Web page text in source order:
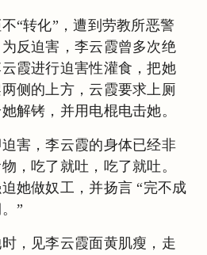
“转化”，遭到劳教所恶警
反迫害，李云霞曾多次绝
霞进行迫害性灌食，把她
侧的上方，云霞要求上厕
解铐，并用电棍电击她。
害，李云霞的身体已经非
，吃了就吐，吃了就吐。
她做奴工，并扬言 “完不成
”
，见李云霞面黄肌瘦，走